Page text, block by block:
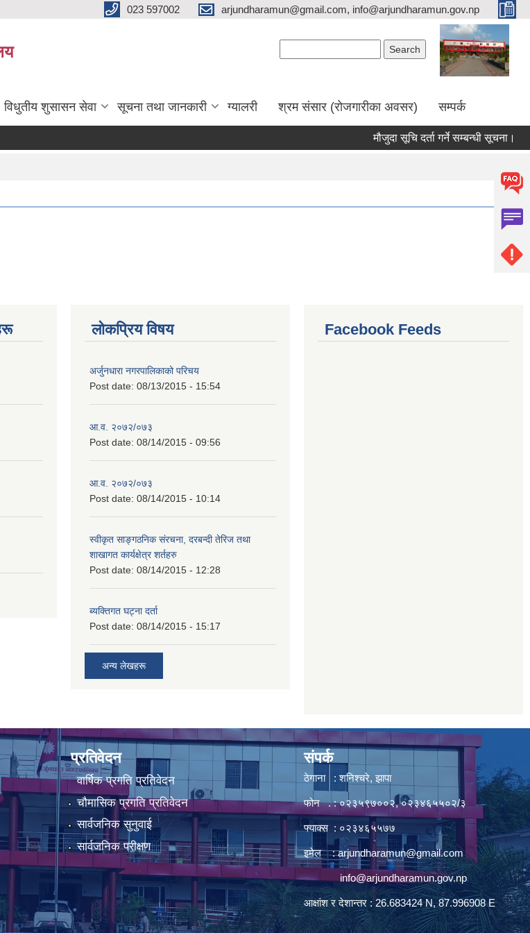
023 597002 arjundharamun@gmail.com, info@arjundharamun.gov.np
विधुतीय शुसासन सेवा सूचना तथा जानकारी ग्यालरी श्रम संसार (रोजगारीका अवसर) सम्पर्क
मौजुदा सूचि दर्ता गर्ने सम्बन्धी सूचना।
लोकप्रिय विषय
अर्जुनधारा नगरपालिकाको परिचय
Post date: 08/13/2015 - 15:54
आ.व. २०७२/०७३
Post date: 08/14/2015 - 09:56
आ.व. २०७२/०७३
Post date: 08/14/2015 - 10:14
स्वीकृत साङ्गठनिक संरचना, दरबन्दी तेरिज तथा
शाखागत कार्यक्षेत्र शर्तहरु
Post date: 08/14/2015 - 12:28
ब्यक्तिगत घट्ना दर्ता
Post date: 08/14/2015 - 15:17
अन्य लेखहरू
Facebook Feeds
प्रतिवेदन
वार्षिक प्रगति प्रतिवेदन
चौमासिक प्रगति प्रतिवेदन
सार्वजनिक सुनुवाई
सार्वजनिक परीक्षण
संपर्क
ठेगाना : शनिश्चरे, झापा
फोन . : ०२३५९७००२, ०२३४६५५०२/३
फ्याक्स : ०२३४६५५७७
इमेल :arjundharamun@gmail.com
info@arjundharamun.gov.np
आक्षांश र देशान्तर : 26.683424 N, 87.996908 E